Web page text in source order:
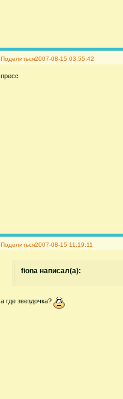
Поделиться2007-08-15 03:55:42
пресс
Поделиться2007-08-15 11:19:11
fiona написал(а):
а где звездочка?